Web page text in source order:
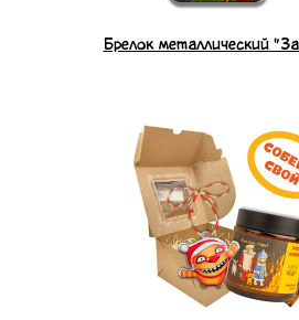
Брелок металлический